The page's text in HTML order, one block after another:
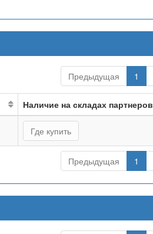
Предыдущая 1
Наличие на складах партнеров
Где купить
Предыдущая 1